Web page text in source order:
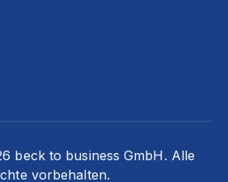
beck to business GmbH. Alle
vorbehalten.